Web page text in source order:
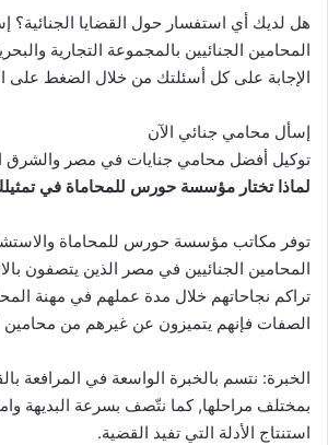
هل لديك أي استفسار حول القضايا الجنائية؟
المحامين الجنائيين بالمجموعة التجارية
الإجابة على كل أسئلتك من خلال الضغط على
إسأل محامي جنائي الآن
توكيل أفضل محامي جنايات في مصر والشرق
لماذا تختار مؤسسة حورس للمحاماة في تمثيلك
توفر مكاتب مؤسسة حورس للمحاماة
المحامين الجنائيين في مصر الذين يتصفون
تراكم نجاحاتهم خلال مدة عملهم في مهنة
الصفات فإنهم يتميزون عن غيرهم من محامين
الخبرة: نتسم بالخبرة الواسعة في المرافعة
بمختلف مراحلها, كما نتّصف بسرعة البديهة
استنتاج الأدلة التي تفيد القضية.